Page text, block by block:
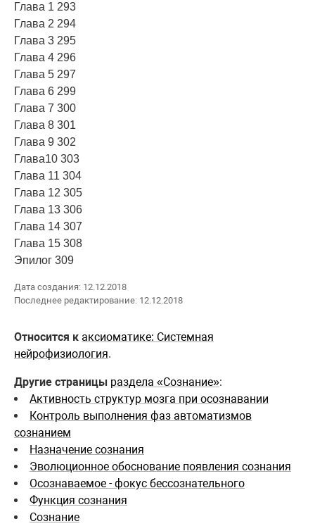
Глава 1 293
Глава 2 294
Глава 3 295
Глава 4 296
Глава 5 297
Глава 6 299
Глава 7 300
Глава 8 301
Глава 9 302
Глава10 303
Глава 11 304
Глава 12 305
Глава 13 306
Глава 14 307
Глава 15 308
Эпилог 309
Дата создания: 12.12.2018
Последнее редактирование: 12.12.2018
Относится к аксиоматике: Системная
нейрофизиология.
Другие страницы раздела «Сознание»:
Активность структур мозга при осознавании
Контроль выполнения фаз автоматизмов
сознанием
Назначение сознания
Эволюционное обоснование появления сознания
Осознаваемое - фокус бессознательного
Функция сознания
Сознание